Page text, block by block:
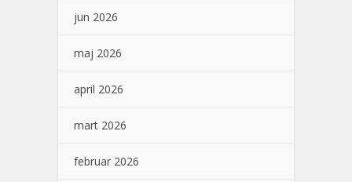
jun 2026
maj 2026
april 2026
mart 2026
februar 2026